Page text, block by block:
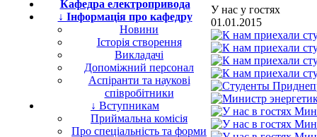
Кафедра електропривода
↓ Інформація про кафедру
Новини
Історія створення
Викладачі
Допоміжний персонал
Аспіранти та наукові
співробітники
↓ Вступникам
Приймальна комісія
Про спеціальність та форми
У нас у гостях
01.01.2015